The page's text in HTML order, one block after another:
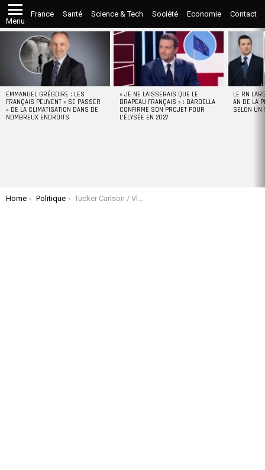
Menu
France Santé Science & Tech Société Economie Contact
STORIES
EMMANUEL GRÉGOIRE : LES
FRANÇAIS PEUVENT « SE PASSER
» DE LA CLIMATISATION DANS DE
NOMBREUX ENDROITS
« JE NE LAISSERAIS QUE LE
DRAPEAU FRANÇAIS » : BARDELLA
CONFIRME SON PROJET POUR
L’ÉLYSÉE EN 2027
LE RN
AN DE LA
SELON UN
You are here:
Home Politique Tucker Carlson / Vladimir Poutine : L’interview traduite en intégralité